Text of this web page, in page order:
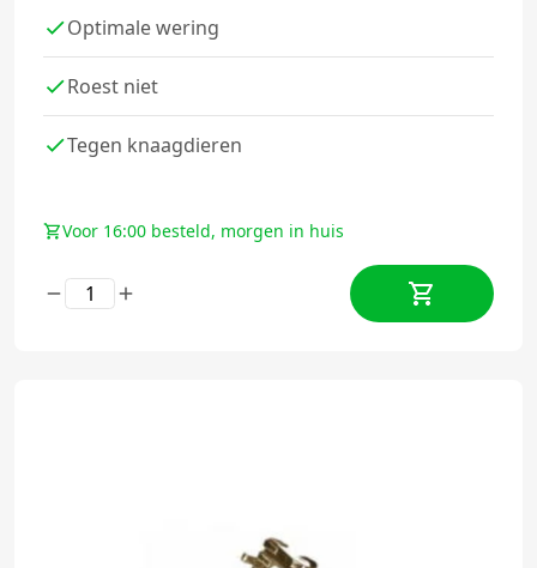
Optimale wering
Roest niet
Tegen knaagdieren
Voor 16:00 besteld, morgen in huis